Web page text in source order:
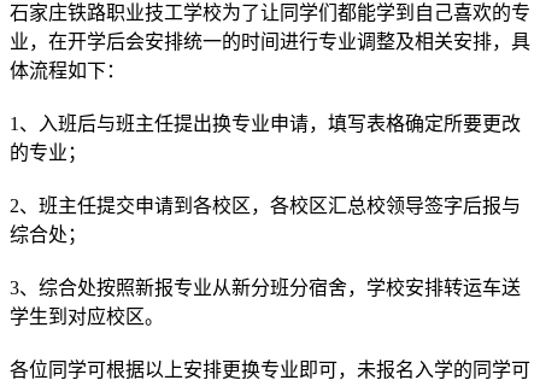
石家庄铁路职业技工学校为了让同学们都能学到自己喜欢的专
业，在开学后会安排统一的时间进行专业调整及相关安排，具
体流程如下：
1、入班后与班主任提出换专业申请，填写表格确定所要更改
的专业；
2、班主任提交申请到各校区，各校区汇总校领导签字后报与
综合处；
3、综合处按照新报专业从新分班分宿舍，学校安排转运车送
学生到对应校区。
各位同学可根据以上安排更换专业即可，未报名入学的同学可